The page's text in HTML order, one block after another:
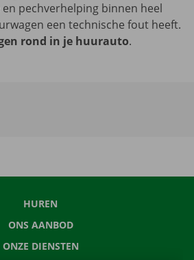
pechverhelping binnen heel
een technische fout heeft.
rond in je huurauto.
HUREN
ONS AANBOD
ONZE DIENSTEN